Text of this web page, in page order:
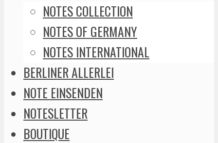
NOTES COLLECTION
NOTES OF GERMANY
NOTES INTERNATIONAL
BERLINER ALLERLEI
NOTE EINSENDEN
NOTESLETTER
BOUTIQUE